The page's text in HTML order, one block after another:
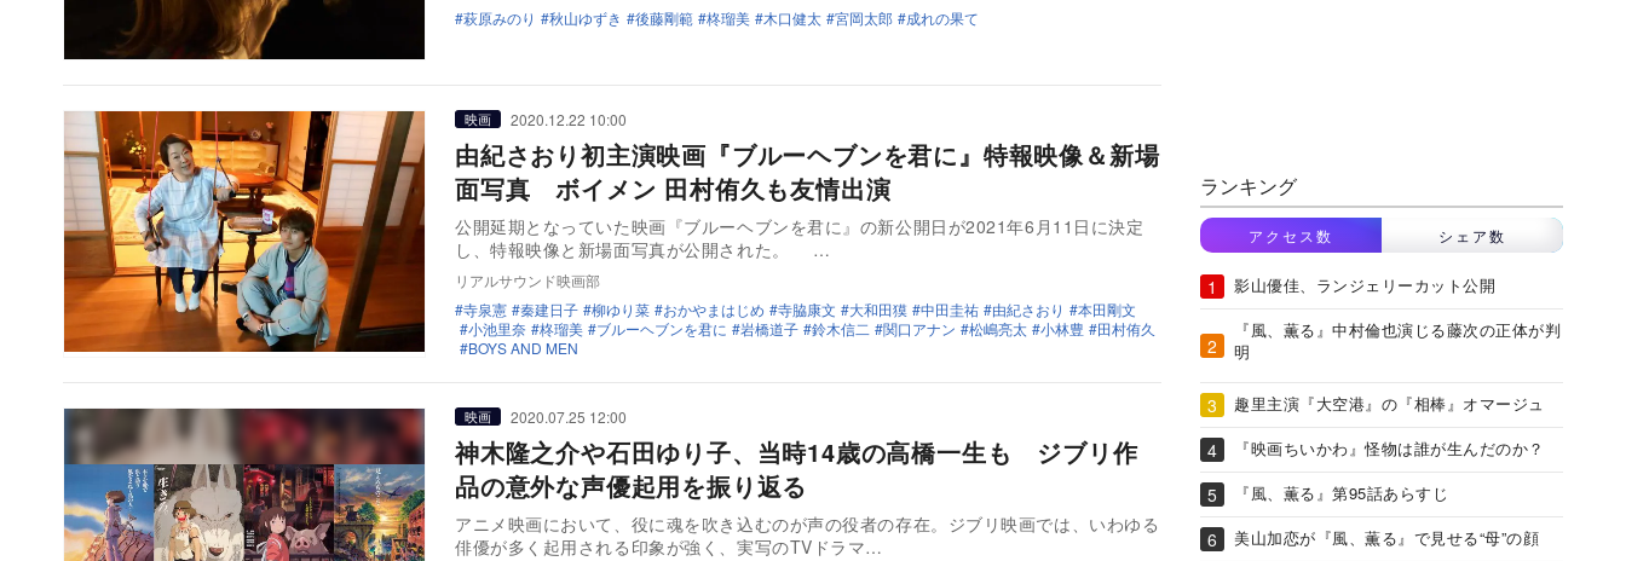
萩原みのり
秋山ゆずき 後藤剛範 柊瑠美 木口健太 宮岡太郎 成れの果て
映画 2020.12.22 10:00
由紀さおり初主演映画『ブルーヘブンを君に』特報映像＆新場
面写真 ボイメン 田村侑久も友情出演
公開延期となっていた映画『ブルーヘブンを君に』の新公開日が2021年6月11日に決定
し、特報映像と新場面写真が公開された。 …
リアルサウンド映画部
寺泉憲
秦建日子 柳ゆり菜 おかやまはじめ 寺脇康文 大和田獏 中田圭祐 由紀さおり
本田剛文
小池里奈
柊瑠美 ブルーヘブンを君に 岩橋道子 鈴木信二 関口アナン 松嶋亮太 小林豊
田村侑久
BOYS AND MEN
映画 2020.07.25 12:00
神木隆之介や石田ゆり子、当時14歳の高橋一生も ジブリ作
品の意外な声優起用を振り返る
アニメ映画において、役に魂を吹き込むのが声の役者の存在。ジブリ映画では、いわゆる
俳優が多く起用される印象が強く、実写のTVドラマ…
ランキング
アクセス数 シェア数
影山優佳、ランジェリーカット公開
『風、薫る』中村倫也演じる藤次の正体が判
明
趣里主演『大空港』の『相棒』オマージュ
『映画ちいかわ』怪物は誰が生んだのか？
『風、薫る』第95話あらすじ
美山加恋が『風、薫る』で見せる“母”の顔